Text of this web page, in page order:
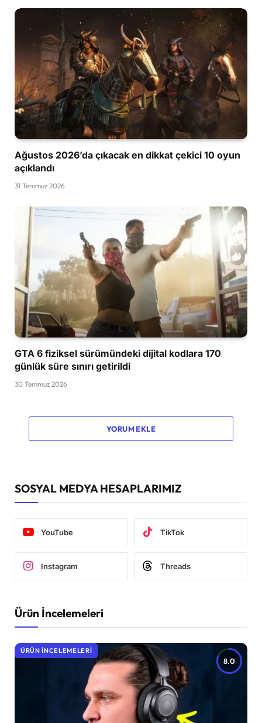
Ağustos 2026’da çıkacak en dikkat çekici 10 oyun
açıklandı
31 Temmuz 2026
GTA 6 fiziksel sürümündeki dijital kodlara 170
günlük süre sınırı getirildi
30 Temmuz 2026
YORUM EKLE
SOSYAL MEDYA HESAPLARIMIZ
YouTube TikTok
Instagram Threads
Ürün İncelemeleri
8.0
ÜRÜN İNCELEMELERI